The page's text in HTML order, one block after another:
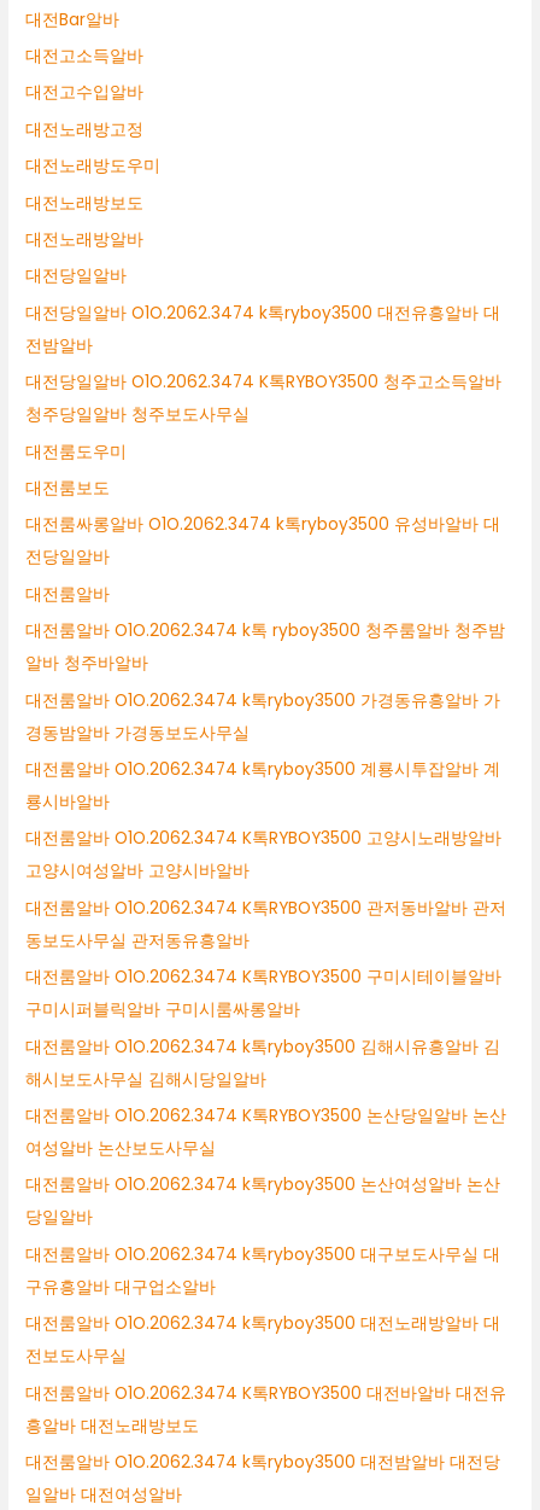
대전Bar알바
대전고소득알바
대전고수입알바
대전노래방고정
대전노래방도우미
대전노래방보도
대전노래방알바
대전당일알바
대전당일알바 O1O.2062.3474 k톡ryboy3500 대전유흥알바 대
전밤알바
대전당일알바 O1O.2062.3474 K톡RYBOY3500 청주고소득알바
청주당일알바 청주보도사무실
대전룸도우미
대전룸보도
대전룸싸롱알바 O1O.2062.3474 k톡ryboy3500 유성바알바 대
전당일알바
대전룸알바
대전룸알바 O1O.2062.3474 k톡 ryboy3500 청주룸알바 청주밤
알바 청주바알바
대전룸알바 O1O.2062.3474 k톡ryboy3500 가경동유흥알바 가
경동밤알바 가경동보도사무실
대전룸알바 O1O.2062.3474 k톡ryboy3500 계룡시투잡알바 계
룡시바알바
대전룸알바 O1O.2062.3474 K톡RYBOY3500 고양시노래방알바
고양시여성알바 고양시바알바
대전룸알바 O1O.2062.3474 K톡RYBOY3500 관저동바알바 관저
동보도사무실 관저동유흥알바
대전룸알바 O1O.2062.3474 K톡RYBOY3500 구미시테이블알바
구미시퍼블릭알바 구미시룸싸롱알바
대전룸알바 O1O.2062.3474 k톡ryboy3500 김해시유흥알바 김
해시보도사무실 김해시당일알바
대전룸알바 O1O.2062.3474 K톡RYBOY3500 논산당일알바 논산
여성알바 논산보도사무실
대전룸알바 O1O.2062.3474 k톡ryboy3500 논산여성알바 논산
당일알바
대전룸알바 O1O.2062.3474 k톡ryboy3500 대구보도사무실 대
구유흥알바 대구업소알바
대전룸알바 O1O.2062.3474 k톡ryboy3500 대전노래방알바 대
전보도사무실
대전룸알바 O1O.2062.3474 K톡RYBOY3500 대전바알바 대전유
흥알바 대전노래방보도
대전룸알바 O1O.2062.3474 k톡ryboy3500 대전밤알바 대전당
일알바 대전여성알바